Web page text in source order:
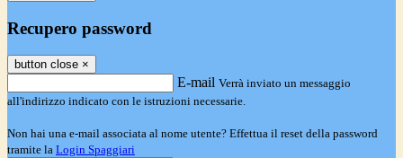
Recupero password
button close ×
E-mail Verrà inviato un messaggio
all'indirizzo indicato con le istruzioni necessarie.
Non hai una e-mail associata al nome utente? Effettua il reset della password
tramite la Login Spaggiari